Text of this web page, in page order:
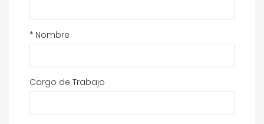
* Nombre
Cargo de Trabajo